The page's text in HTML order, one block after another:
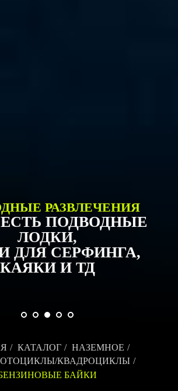
РАЗВЛЕЧЕНИЯ
ПОДВОДНЫЕ
ЛОДКИ,
ДЛЯ СЕРФИНГА,
КАЯКИ И ТД
/ КАТАЛОГ / НАЗЕМНОЕ /
КВАДРОЦИКЛЫ /
БАЙКИ